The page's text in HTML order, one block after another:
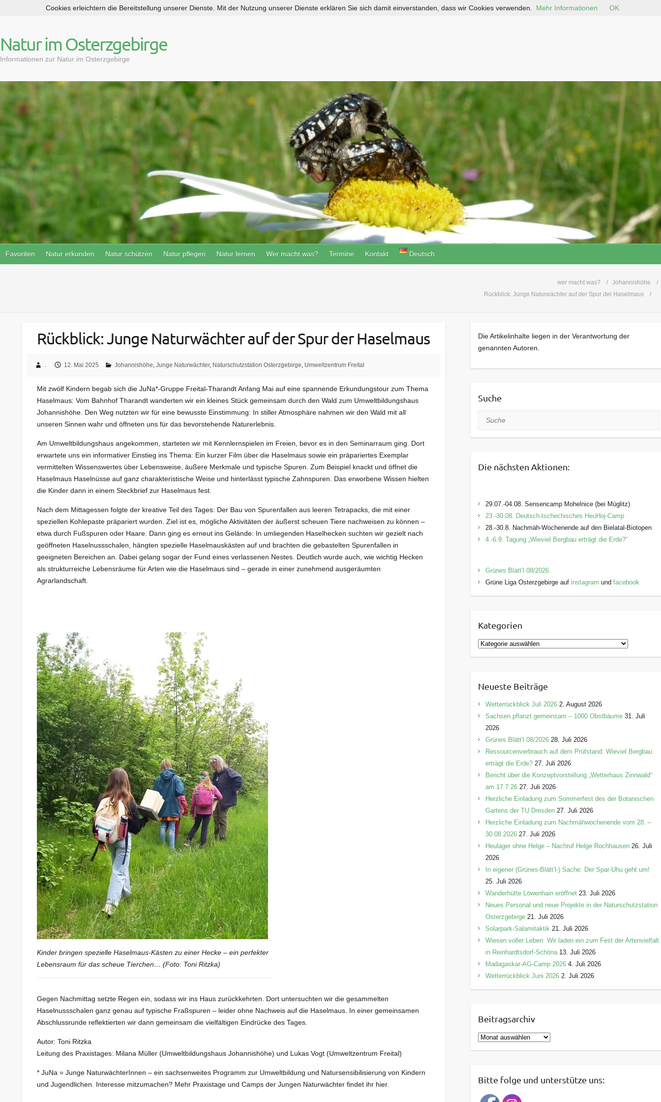
p
t
c
e
Natur im Osterzgebirge
Informationen zur Natur im Osterzgebirge
Favoriten Natur erkunden Natur schützen Natur pflegen Natur lernen Wer macht was? Termine Kontakt Deutsch
wer macht was?
Johannishöhe
Rückblick: Junge Naturwächter auf der Spur der Haselmaus
Rückblick: Junge Naturwächter auf der Spur der Haselmaus
. 12. Mai 2025 Johannishöhe,Junge Naturwächter, Naturschutzstation Osterzgebirge, Umweltzentrum Freital
Mit zwölf Kindern begab sich die JuNa*-Gruppe Freital-Tharandt Anfang Mai auf eine spannende Erkundungstour zum Thema
Haselmaus: Vom Bahnhof Tharandt wanderten wir ein kleines Stück gemeinsam durch den Wald zum Umweltbildungshaus
Johannishöhe. Den Weg nutzten wir für eine bewusste Einstimmung: In stiller Atmosphäre nahmen wir den Wald mit all
unseren Sinnen wahr und öffneten uns für das bevorstehende Naturerlebnis.
Am Umweltbildungshaus angekommen, starteten wir mit Kennlernspielen im Freien, bevor es in den Seminarraum ging. Dort
erwartete uns ein informativer Einstieg ins Thema: Ein kurzer Film über die Haselmaus sowie ein präpariertes Exemplar
vermittelten Wissenswertes über Lebensweise, äußere Merkmale und typische Spuren. Zum Beispiel knackt und öffnet die
Haselmaus Haselnüsse auf ganz charakteristische Weise und hinterlässt typische Zahnspuren. Das erworbene Wissen hielten
die Kinder dann in einem Steckbrief zur Haselmaus fest.
Nach dem Mittagessen folgte der kreative Teil des Tages: Der Bau von Spurenfallen aus leeren Tetrapacks, die mit einer
speziellen Kohlepaste präpariert wurden. Ziel ist es, mögliche Aktivitäten der äußerst scheuen Tiere nachweisen zu können –
etwa durch Fußspuren oder Haare. Dann ging es erneut ins Gelände: In umliegenden Haselhecken suchten wir gezielt nach
geöffneten Haselnussschalen, hängten spezielle Haselmauskästen auf und brachten die gebastelten Spurenfallen in
geeigneten Bereichen an. Dabei gelang sogar der Fund eines verlassenen Nestes. Deutlich wurde auch, wie wichtig Hecken
als strukturreiche Lebensräume für Arten wie die Haselmaus sind – gerade in einer zunehmend ausgeräumten
Agrarlandschaft.
Kinder bringen spezielle Haselmaus-Kästen zu einer Hecke – ein perfekter
Lebensraum für das scheue Tierchen… (Foto: Toni Ritzka)
Gegen Nachmittag setzte Regen ein, sodass wir ins Haus zurückkehrten. Dort untersuchten wir die gesammelten
Haselnussschalen ganz genau auf typische Fraßspuren – leider ohne Nachweis auf die Haselmaus. In einer gemeinsamen
Abschlussrunde reflektierten wir dann gemeinsam die vielfältigen Eindrücke des Tages.
Autor: Toni Ritzka
Leitung des Praxistages: Milana Müller (Umweltbildungshaus Johannishöhe) und Lukas Vogt (Umweltzentrum Freital)
* JuNa = Junge NaturwächterInnen – ein sachsenweites Programm zur Umweltbildung und Natursensibilisierung von Kindern
und Jugendlichen. Interesse mitzumachen? Mehr Praxistage und Camps der Jungen Naturwächter findet ihr hier.
Die Artikelinhalte liegen in der Verantwortung der
genannten Autoren.
Suche
Suche
Die nächsten Aktionen:
29.07.-04.08. Sensencamp Mohelnice (bei Müglitz)
23.-30.08. Deutsch-tschechisches HeuHoj-Camp
28.-30.8. Nachmäh-Wochenende auf den Bielatal-Biotopen
4.-6.9. Tagung „Wieviel Bergbau erträgt die Erde?“
Grünes Blätt’l 08/2026
Grüne Liga Osterzgebirge auf instagram und facebook
Kategorien
K
a
g
o
r
e
n
Neueste Beiträge
Wetterrückblick Juli 2026 2. August 2026
Sachsen pflanzt gemeinsam – 1000 Obstbäume 31. Juli
2026
Grünes Blätt’l 08/2026 28. Juli 2026
Ressourcenverbrauch auf dem Prüfstand: Wieviel Bergbau
erträgt die Erde? 27. Juli 2026
Bericht über die Konzeptvorstellung „Wetterhaus Zinnwald“
am 17.7.26 27. Juli 2026
Herzliche Einladung zum Sommerfest des der Botanischen
Gartens der TU Dresden 27. Juli 2026
Herzliche Einladung zum Nachmähwochenende vom 28. –
30.08.2026 27. Juli 2026
Heulager ohne Helge – Nachruf Helge Rochhausen 26. Juli
2026
In eigener (Grünes-Blätt’l-) Sache: Der Spar-Uhu geht um!
25. Juli 2026
Wanderhütte Löwenhain eröffnet 23. Juli 2026
Neues Personal und neue Projekte in der Naturschutzstation
Osterzgebirge 21. Juli 2026
Solarpark-Salamitaktik 21. Juli 2026
Wiesen voller Leben: Wir laden ein zum Fest der Artenvielfalt
in Reinhardtsdorf-Schöna 13. Juli 2026
Madagaskar-AG-Camp 2026 4. Juli 2026
Wetterrückblick Juni 2026 2. Juli 2026
Beitragsarchiv
B
e
rBitte folge und unterstütze uns:
Cookies erleichtern die Bereitstellung unserer Dienste. Mit der Nutzung unserer Dienste erklären Sie sich damit einverstanden, dass wir Cookies verwenden. Mehr Informationen OK